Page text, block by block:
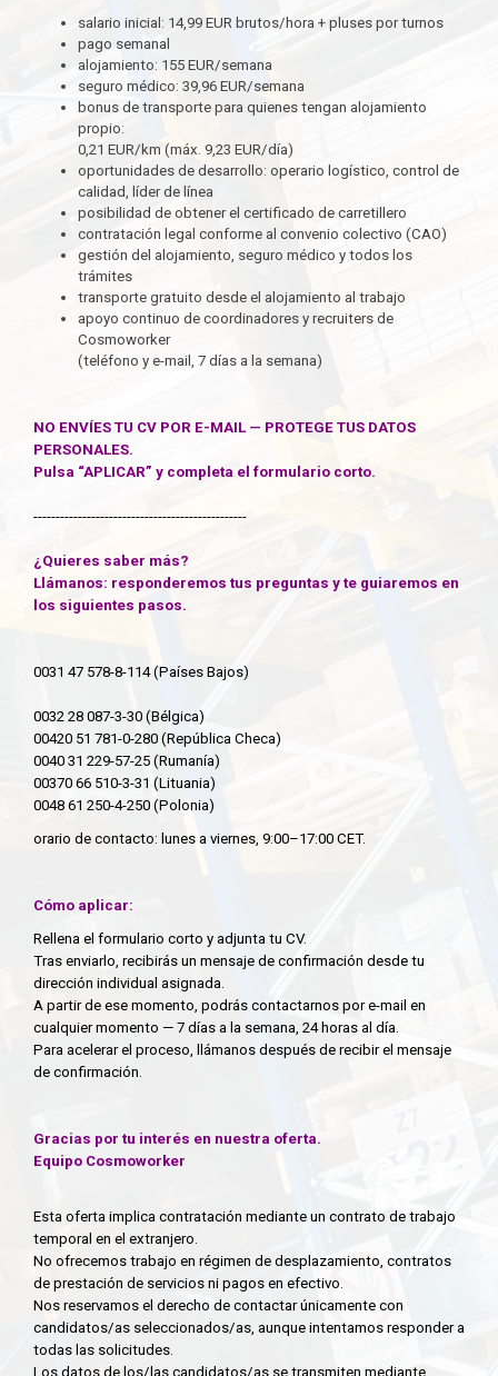
salario inicial: 14,99 EUR brutos/hora + pluses por turnos
pago semanal
alojamiento: 155 EUR/semana
seguro médico: 39,96 EUR/semana
bonus de transporte para quienes tengan alojamiento
propio:
0,21 EUR/km (máx. 9,23 EUR/día)
oportunidades de desarrollo: operario logístico, control de
calidad, líder de línea
posibilidad de obtener el certificado de carretillero
contratación legal conforme al convenio colectivo (CAO)
gestión del alojamiento, seguro médico y todos los
trámites
transporte gratuito desde el alojamiento al trabajo
apoyo continuo de coordinadores y recruiters de
Cosmoworker
(teléfono y e-mail, 7 días a la semana)
NO ENVÍES TU CV POR E-MAIL — PROTEGE TUS DATOS
PERSONALES.
Pulsa “APLICAR” y completa el formulario corto.
------------------------------------------------
¿Quieres saber más?
Llámanos: responderemos tus preguntas y te guiaremos en
los siguientes pasos.
0031 47 578-8-114 (Países Bajos)
0032 28 087-3-30 (Bélgica)
00420 51 781-0-280 (República Checa)
0040 31 229-57-25 (Rumanía)
00370 66 510-3-31 (Lituania)
0048 61 250-4-250 (Polonia)
orario de contacto: lunes a viernes, 9:00–17:00 CET.
Cómo aplicar:
Rellena el formulario corto y adjunta tu CV.
Tras enviarlo, recibirás un mensaje de confirmación desde tu
dirección individual asignada.
A partir de ese momento, podrás contactarnos por e-mail en
cualquier momento — 7 días a la semana, 24 horas al día.
Para acelerar el proceso, llámanos después de recibir el mensaje
de confirmación.
Gracias por tu interés en nuestra oferta.
Equipo Cosmoworker
Esta oferta implica contratación mediante un contrato de trabajo
temporal en el extranjero.
No ofrecemos trabajo en régimen de desplazamiento, contratos
de prestación de servicios ni pagos en efectivo.
Nos reservamos el derecho de contactar únicamente con
candidatos/as seleccionados/as, aunque intentamos responder a
todas las solicitudes.
Los datos de los/las candidatos/as se transmiten mediante